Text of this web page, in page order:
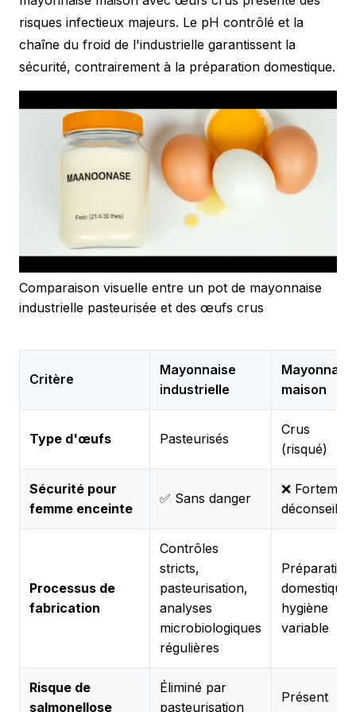
risques infectieux majeurs. Le pH contrôlé et la
chaîne du froid de l'industrielle garantissent la
sécurité, contrairement à la préparation domestique.
Comparaison visuelle entre un pot de mayonnaise
industrielle pasteurisée et des œufs crus
Critère
Mayonnaise
industrielle
maison
Type d'œufs Pasteurisés
Crus
(risqué)
Sécurité pour
femme enceinte
✅ Sans danger
❌ Fortement
déconseillée
Processus de
fabrication
Contrôles
stricts,
pasteurisation,
analyses
microbiologiques
régulières
Préparation
domestique,
hygiène
variable
Risque de
salmonellose
Éliminé par
pasteurisation
Présent